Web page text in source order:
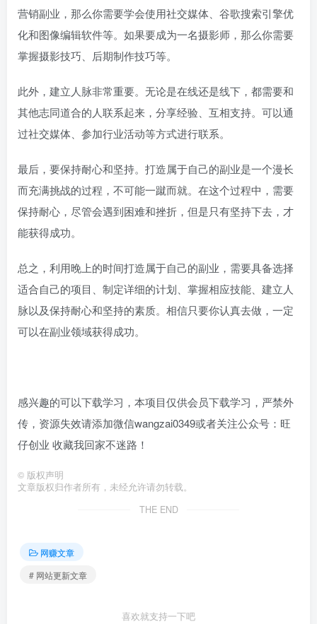
营销副业，那么你需要学会使用社交媒体、谷歌搜索引擎优
化和图像编辑软件等。如果要成为一名摄影师，那么你需要
掌握摄影技巧、后期制作技巧等。
此外，建立人脉非常重要。无论是在线还是线下，都需要和
其他志同道合的人联系起来，分享经验、互相支持。可以通
过社交媒体、参加行业活动等方式进行联系。
最后，要保持耐心和坚持。打造属于自己的副业是一个漫长
而充满挑战的过程，不可能一蹴而就。在这个过程中，需要
保持耐心，尽管会遇到困难和挫折，但是只有坚持下去，才
能获得成功。
总之，利用晚上的时间打造属于自己的副业，需要具备选择
适合自己的项目、制定详细的计划、掌握相应技能、建立人
脉以及保持耐心和坚持的素质。相信只要你认真去做，一定
可以在副业领域获得成功。
感兴趣的可以下载学习，本项目仅供会员下载学习，严禁外
传，资源失效请添加微信wangzai0349或者关注公众号：旺
仔创业 收藏我回家不迷路！
© 版权声明
文章版权归作者所有，未经允许请勿转载。
THE END
网赚文章
# 网站更新文章
喜欢就支持一下吧